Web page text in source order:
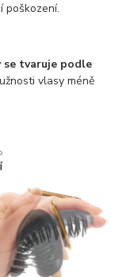
poškození.
se tvaruje podle
vlasy méně